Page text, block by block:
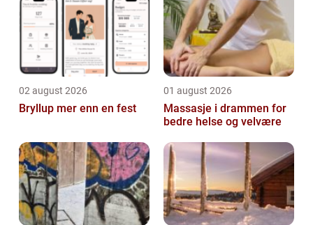
02 august 2026
Bryllup mer enn en fest
01 august 2026
Massasje i drammen for
bedre helse og velvære